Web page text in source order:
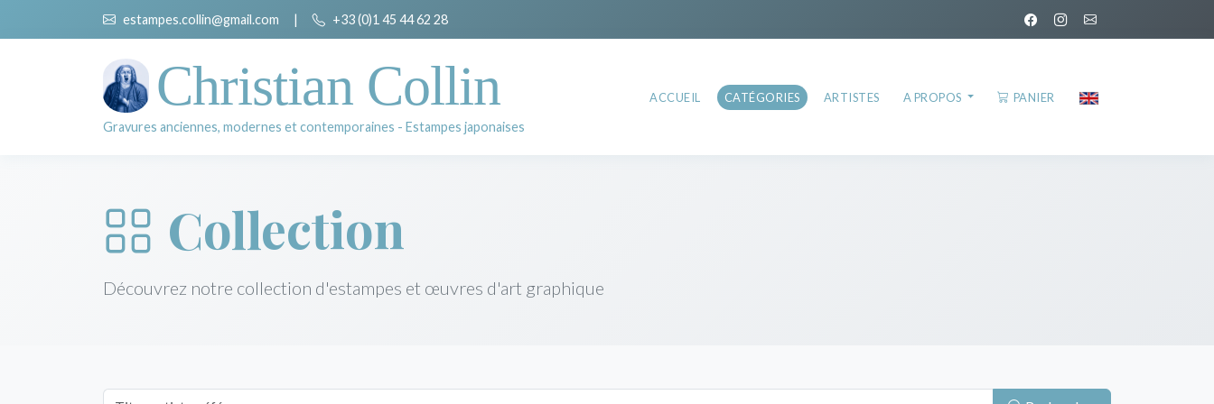
estampes.collin@gmail.com | +33 (0)1 45 44 62 28
Christian Collin
Gravures anciennes, modernes et contemporaines - Estampes japonaises
ACCUEIL CATÉGORIES ARTISTES A PROPOS PANIER
Collection
Découvrez notre collection d'estampes et œuvres d'art graphique